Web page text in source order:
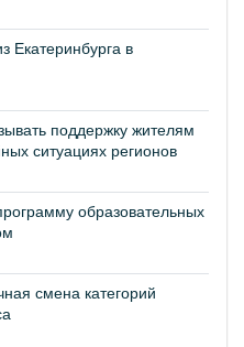
Екатеринбурга в
поддержку жителям
ситуациях регионов
образовательных
смена категорий